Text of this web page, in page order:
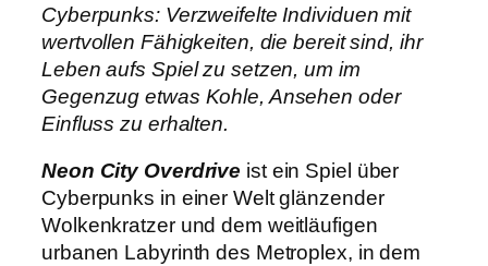
Cyberpunks: Verzweifelte Individuen mit
wertvollen Fähigkeiten, die bereit sind, ihr
Leben aufs Spiel zu setzen, um im
Gegenzug etwas Kohle, Ansehen oder
Einfluss zu erhalten.
Neon City Overdrive ist ein Spiel über
Cyberpunks in einer Welt glänzender
Wolkenkratzer und dem weitläufigen
urbanen Labyrinth des Metroplex, in dem